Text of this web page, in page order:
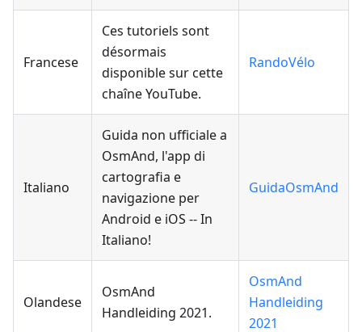
Francese
Ces tutoriels sont
désormais
disponible sur cette
chaîne YouTube.
RandoVélo
Italiano
Guida non ufficiale a
OsmAnd, l'app di
cartografia e
navigazione per
Android e iOS -- In
Italiano!
GuidaOsmAnd
Olandese
OsmAnd
Handleiding 2021.
OsmAnd
Handleiding
2021